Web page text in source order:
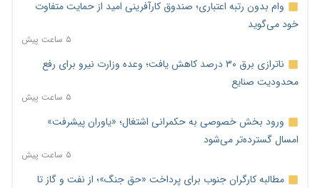
وام بدون رتبه اعتباری؛ صندوق کارآفرینی امید از حمایت متفاوت
خود می‌گوید
۵ ساعت پیش
ناترازی برق ۳۰ درصد کاهش یافت؛ وعده وزارت نیرو برای رفع
محدودیت صنایع
۵ ساعت پیش
ورود بخش خصوصی به حکمرانی اشتغال؛ «یاوران پیشرفت»
امسال گسترده‌تر می‌شود
۵ ساعت پیش
مطالبه کارگران جنوب برای پرداخت «حق جنگ»؛ از نفت و گاز تا